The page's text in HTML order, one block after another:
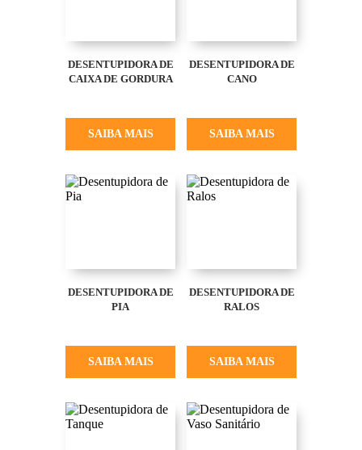
DESENTUPIDORA DE
CAIXA DE GORDURA
SAIBA MAIS
DESENTUPIDORA DE
CANO
SAIBA MAIS
DESENTUPIDORA DE
PIA
SAIBA MAIS
DESENTUPIDORA DE
RALOS
SAIBA MAIS